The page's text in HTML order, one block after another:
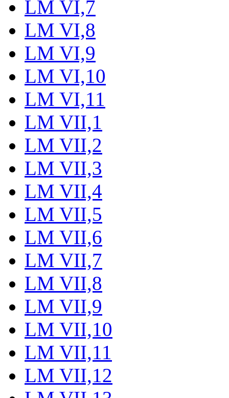
LM VI,7
LM VI,8
LM VI,9
LM VI,10
LM VI,11
LM VII,1
LM VII,2
LM VII,3
LM VII,4
LM VII,5
LM VII,6
LM VII,7
LM VII,8
LM VII,9
LM VII,10
LM VII,11
LM VII,12